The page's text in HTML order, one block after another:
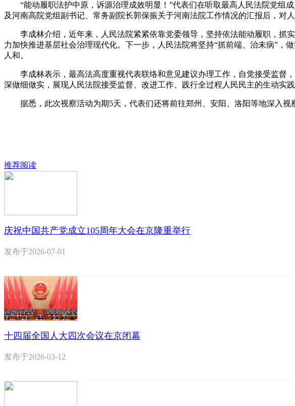
“能动履职法护中原，诉源治理成效明显！”代表们在听取最高人民法院党组
及河南高院党组副书记、常务副院长郭保振关于河南法院工作情况的汇报后，对
李成林介绍，近年来，人民法院紧紧依靠党委领导，坚持依法能动履职，抓
力加快推进基层社会治理现代化。下一步，人民法院将坚持“抓前端、治未病”，
人和。
李成林表示，最高法高度重视代表联络和意见建议办理工作，自觉接受监督
深做细做实，展现人民法院接受监督、改进工作、践行全过程人民民主的生动实践
据悉，此次视察活动为期5天，代表们还将前往郑州、安阳、洛阳等地深入视
推荐阅读
庆祝中国共产党成立105周年大会在京隆重举行
发布于2026-07-01
十四届全国人大四次会议在京闭幕
发布于2026-03-12